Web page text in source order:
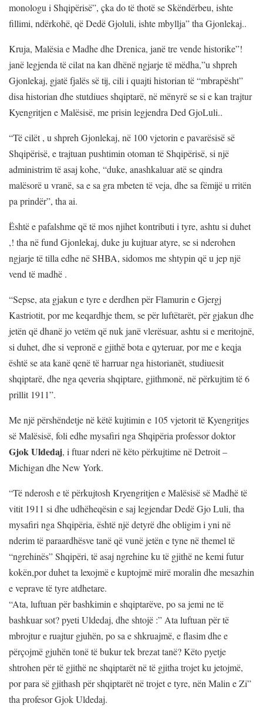
monologu i Shqipërisë”, çka do të thotë se Skëndërbeu, ishte
fillimi, ndërkohë, që Dedë Gjoluli, ishte mbyllja” tha Gjonlekaj..
Kruja, Malësia e Madhe dhe Drenica, janë tre vende historike”!
janë legjenda të cilat na kan dhënë ngjarje të mëdha,”u shpreh
Gjonlekaj, gjatë fjalës së tij, cili i quajti historian të “mbrapësht”
disa historian dhe stutdiues shqiptarë, në mënyrë se si e kan trajtur
Kyengritjen e Malësisë, me prisin legjendra Ded GjoLuli..
“Të cilët , u shpreh Gjonlekaj, në 100 vjetorin e pavarësisë së
Shqipërisë, e trajtuan pushtimin otoman të Shqipërisë, si një
administrim të asaj kohe, “duke, anashkaluar atë se qindra
malësorë u vranë, sa e sa gra mbeten të veja, dhe sa fëmijë u rritën
pa prindër”, tha ai.
Është e pafalshme që të mos njihet kontributi i tyre, ashtu si duhet
,! tha në fund Gjonlekaj, duke ju kujtuar atyre, se si nderohen
ngjarje të tilla edhe në SHBA, sidomos me shtypin që u jep një
vend të madhë .
“Sepse, ata gjakun e tyre e derdhen për Flamurin e Gjergj
Kastriotit, por me keqardhje them, se për luftëtarët, për gjakun dhe
jetën që dhanë jo vetëm që nuk janë vlerësuar, ashtu si e meritojnë,
si duhet, dhe si vepronë e gjithë bota e qyteruar, por me e keqja
është se ata kanë qenë të harruar nga historianët, studiuesit
shqiptarë, dhe nga qeveria shqiptare, gjithmonë, në përkujtim të 6
prillit 1911”.
Me një përshëndetje në këtë kujtimin e 105 vjetorit të Kyengritjes
së Malësisë, foli edhe mysafiri nga Shqipëria professor doktor
Gjok Uldedaj, i ftuar nderi në këto përkujtime në Detroit –
Michigan dhe New York.
“Të nderosh e të përkujtosh Kryengritjen e Malësisë së Madhë të
vitit 1911 si dhe udhëheqësin e saj legjendar Dedë Gjo Luli, tha
mysafiri nga Shqipëria, është një detyrë dhe obligim i yni në
nderim të paraardhësve tanë që vunë jetën e tyne në themel të
“ngrehinës” Shqipëri, të asaj ngrehine ku të gjithë ne kemi futur
kokën,por duhet ta lexojmë e kuptojmë mirë moralin dhe mesazhin
e veprave të tyre atdhetare.
“Ata, luftuan për bashkimin e shqiptarëve, po sa jemi ne të
bashkuar sot? pyeti Uldedaj, dhe shtojë :” Ata luftuan për të
mbrojtur e ruajtur gjuhën, po sa e shkruajmë, e flasim dhe e
përçojmë gjuhën tonë të bukur tek brezat tanë? Këto pyetje
shtrohen për të gjithë ne shqiptarët në të gjitha trojet ku jetojmë,
por para së gjithash për shqiptarët në trojet e tyre, nën Malin e Zi”
tha profesor Gjok Uldedaj.